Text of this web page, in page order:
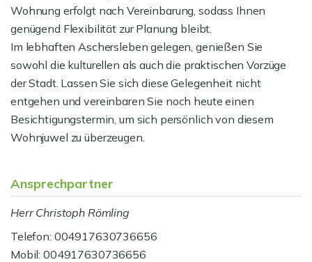
Wohnung erfolgt nach Vereinbarung, sodass Ihnen
genügend Flexibilität zur Planung bleibt.
Im lebhaften Aschersleben gelegen, genießen Sie
sowohl die kulturellen als auch die praktischen Vorzüge
der Stadt. Lassen Sie sich diese Gelegenheit nicht
entgehen und vereinbaren Sie noch heute einen
Besichtigungstermin, um sich persönlich von diesem
Wohnjuwel zu überzeugen.
Ansprechpartner
Herr Christoph Römling
Telefon: 004917630736656
Mobil: 004917630736656